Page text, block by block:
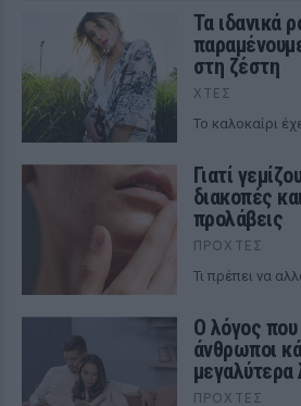
Τα ιδανικά
στη ζέστη
ΧΤΕΣ
To καλοκαίρι
Γιατί
διακοπές
προλάβεις
ΠΡΟΧΤΈΣ
Τι πρέπει να
Ο λόγος που
άνθρωποι
μεγαλύτερα
ΠΡΟΧΤΈΣ